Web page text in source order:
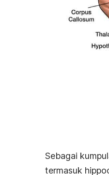
Sebagai
termasuk